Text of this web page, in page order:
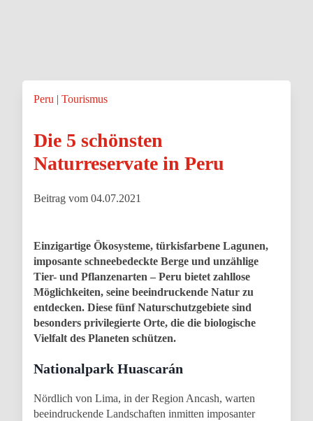
Die 5 schönsten
Naturreservate in Peru
Beitrag vom 04.07.2021
Peru Tourismus
Einzigartige Ökosysteme, türkisfarbene Lagunen,
imposante schneebedeckte Berge und unzählige
Tier- und Pflanzenarten – Peru bietet zahllose
Möglichkeiten, seine beeindruckende Natur zu
entdecken. Diese fünf Naturschutzgebiete sind
besonders privilegierte Orte, die die biologische
Vielfalt des Planeten schützen.
Nationalpark Huascarán
Nördlich von Lima, in der Region Ancash, warten
beeindruckende Landschaften inmitten imposanter